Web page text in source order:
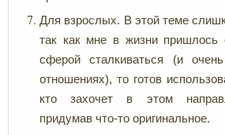
Для взрослых. В этой теме
так как мне в жизни пришлось
сферой сталкиваться (и
отношениях), то готов
кто захочет в этом
придумав что-то оригинальное.